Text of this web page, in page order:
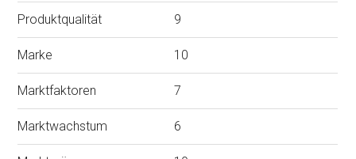
Produktqualität 9
Marke 10
Marktfaktoren 7
Marktwachstum 6